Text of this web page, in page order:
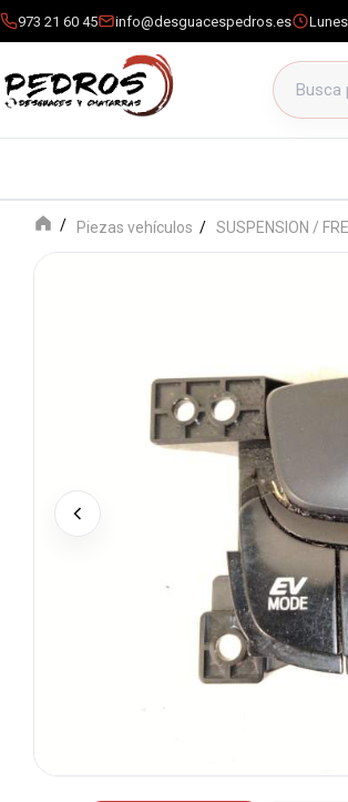
973 21 60 45 info@desguacespedros.es
Buscar
Piezas vehículos SUSPENSION /